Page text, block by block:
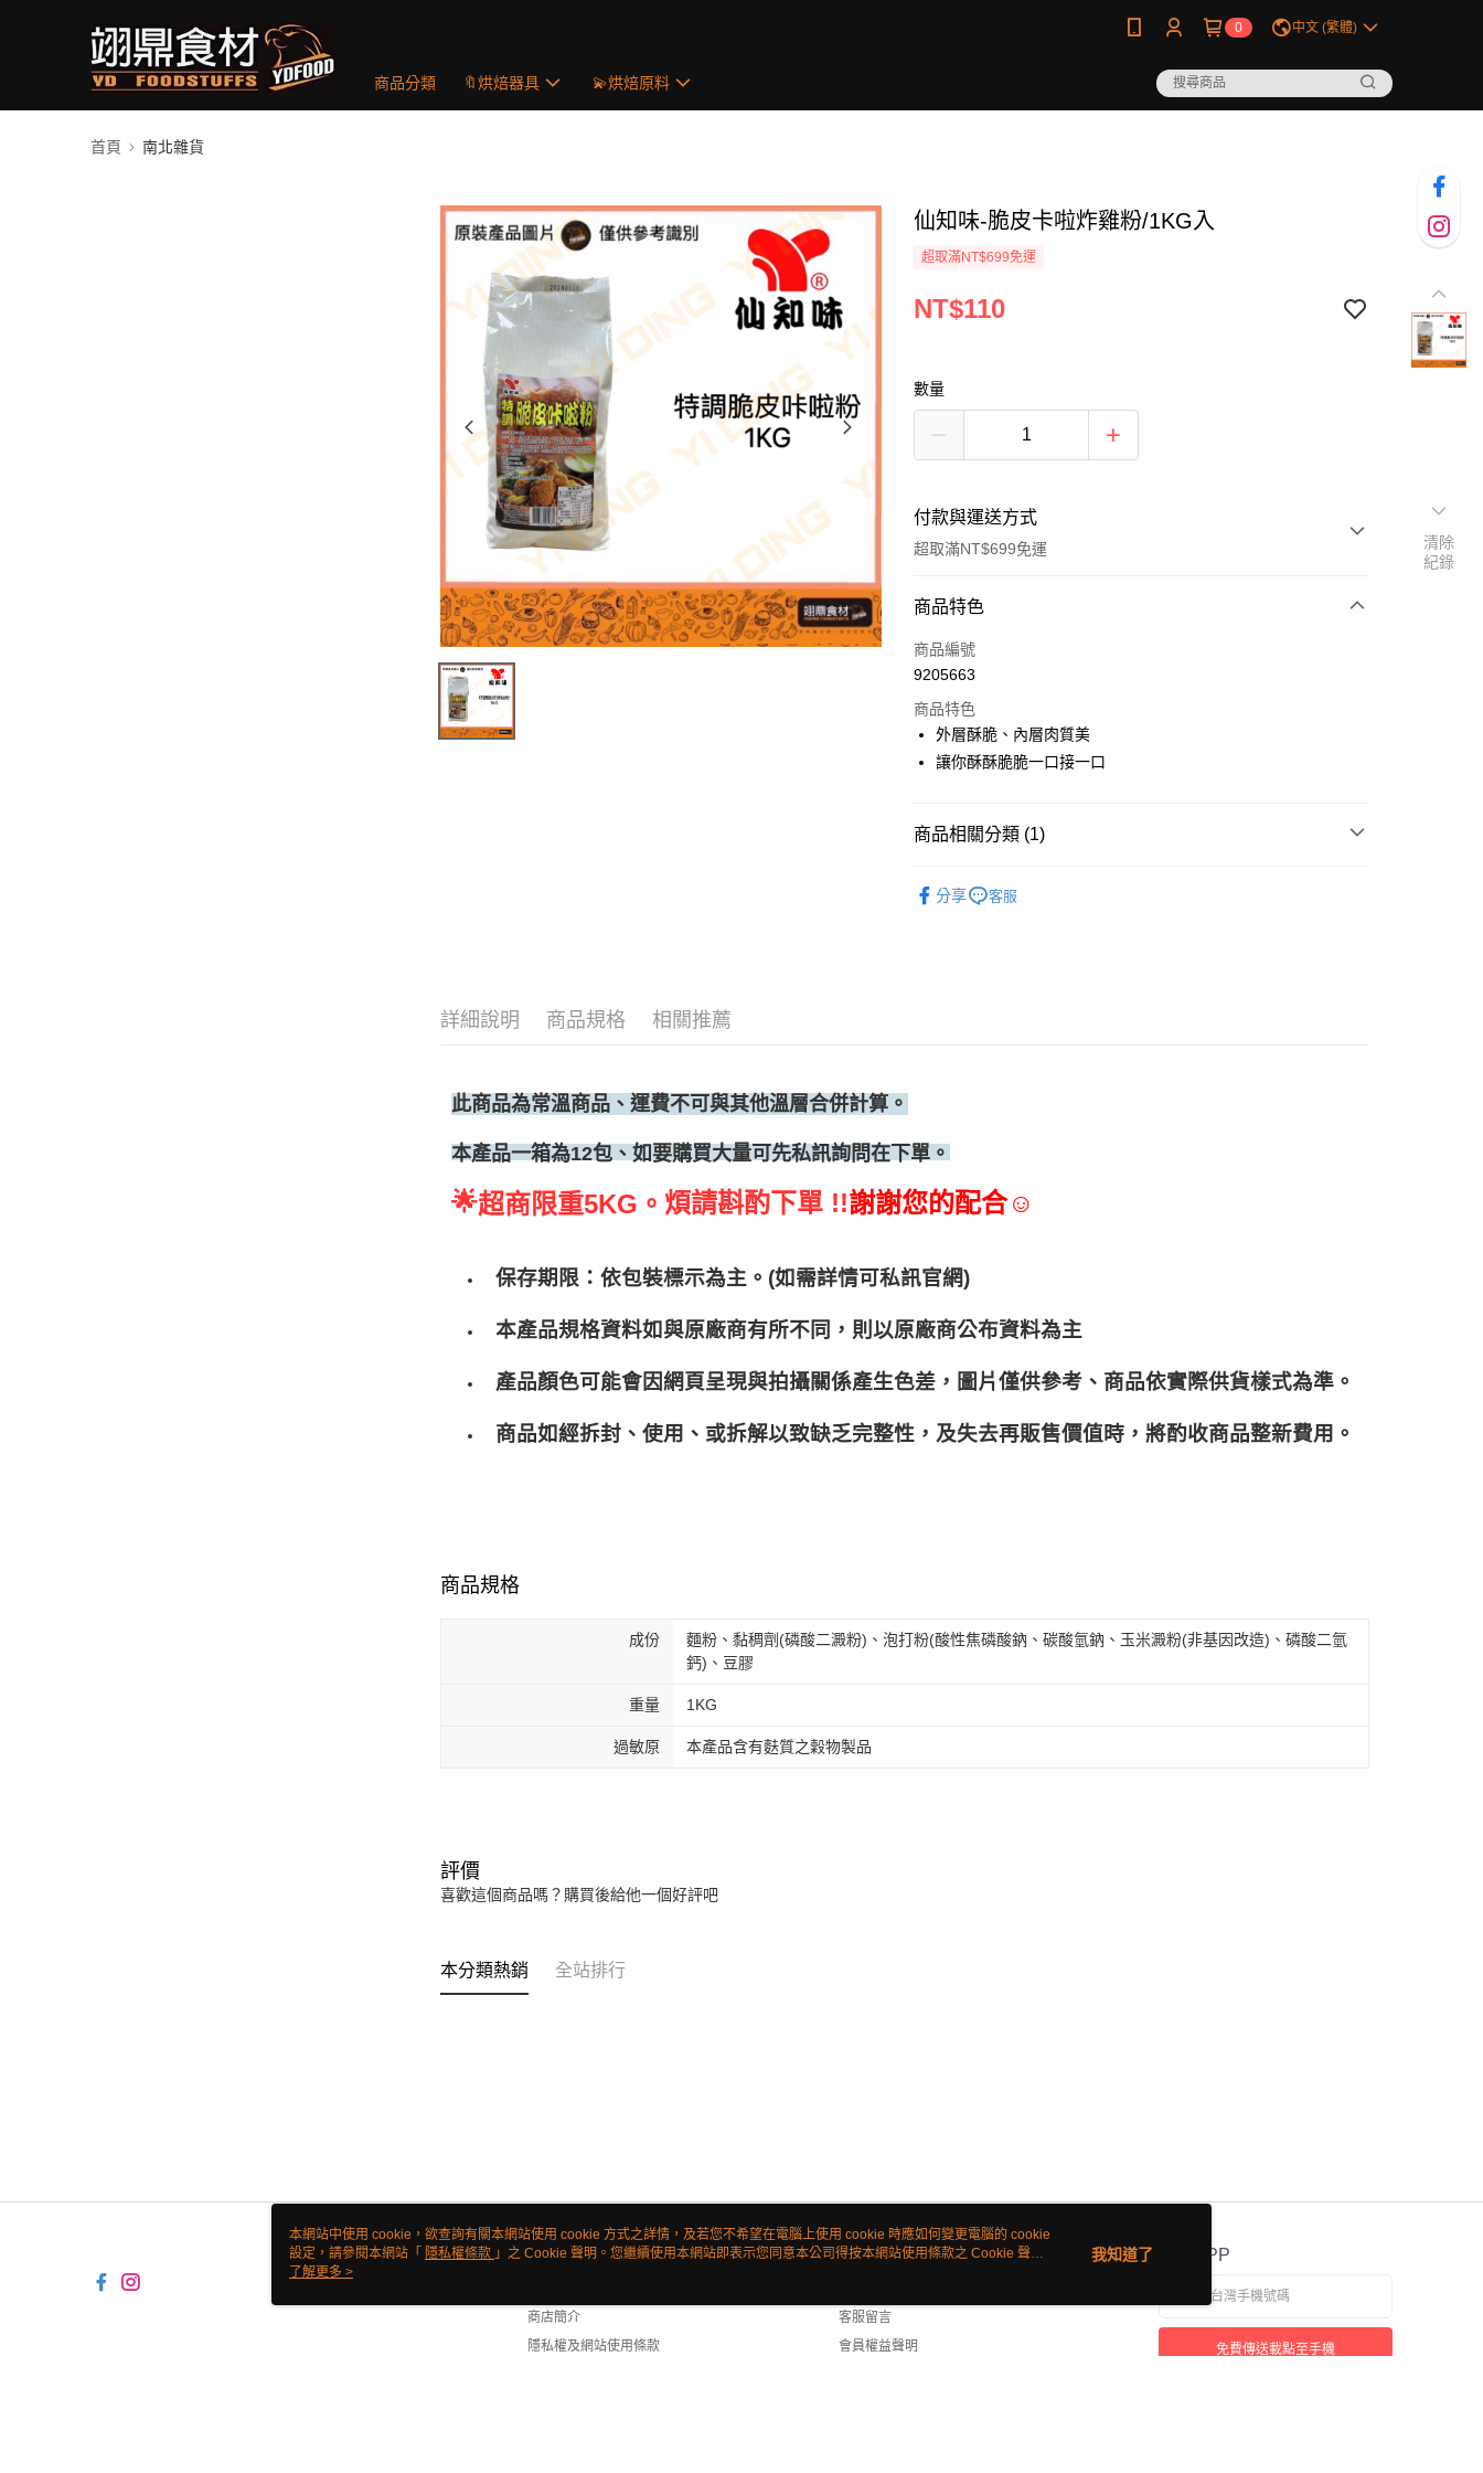
0 中文 (繁體)
商品分類 🔖烘焙器具 💫烘焙原料
首頁 南北雜貨
仙知味-脆皮卡啦炸雞粉/1KG入
超取滿NT$699免運
NT$110
數量
付款與運送方式
超取滿NT$699免運
付款方式
信用卡一次付款
運送方式
每筆NT$60，滿NT$699(含以上)免運費
每筆NT$60，滿NT$699(含以上)免運費
商品特色
商品編號
9205663
商品特色
外層酥脆、內層肉質美
讓你酥酥脆脆一口接一口
商品相關分類 (1)
分享
客服
詳細說明 商品規格 相關推薦
此商品為常溫商品、運費不可與其他溫層合併計算。
本產品一箱為12包 、如要購買大量可先私訊詢問在下單。
🌟超商限重5KG。 煩請斟酌下單 !!謝謝您的配合☺
保存期限：依包裝標示為主。(如需詳情可私訊官網)
本產品規格資料如與原廠商有所不同，則以原廠商公布資料為主
產品顏色可能會因網頁呈現與拍攝關係產生色差，圖片僅供參考、商品依實際供貨樣式為準。
商品如經拆封、使用、或拆解以致缺乏完整性，及失去再販售價值時，將酌收商品整﻿新費用。
商品規格
成份
麵粉、黏稠劑(磷酸二澱粉)、泡打粉(酸性焦磷酸鈉、碳酸氫鈉、玉米澱粉(非基因改造)、磷酸二氫
鈣)、豆膠
重量 1KG
過敏原 本產品含有麩質之穀物製品
評價
喜歡這個商品嗎？購買後給他一個好評吧
本分類熱銷 全站排行
關於我們
商店簡介
隱私權及網站使用條款
客服資訊
客服留言
會員權益聲明
官方APP
免費傳送載點至手機
清除
紀錄
本網站中使用 cookie，欲查詢有關本網站使用 cookie 方式之詳情，及若您不希望在電腦上使用 cookie 時應如何變更電腦的 cookie
設定，請參閱本網站「 隱私權條款 」之 Cookie 聲明。您繼續使用本網站即表示您同意本公司得按本網站使用條款之 Cookie 聲明
使用 cookie。
了解更多 >
我知道了